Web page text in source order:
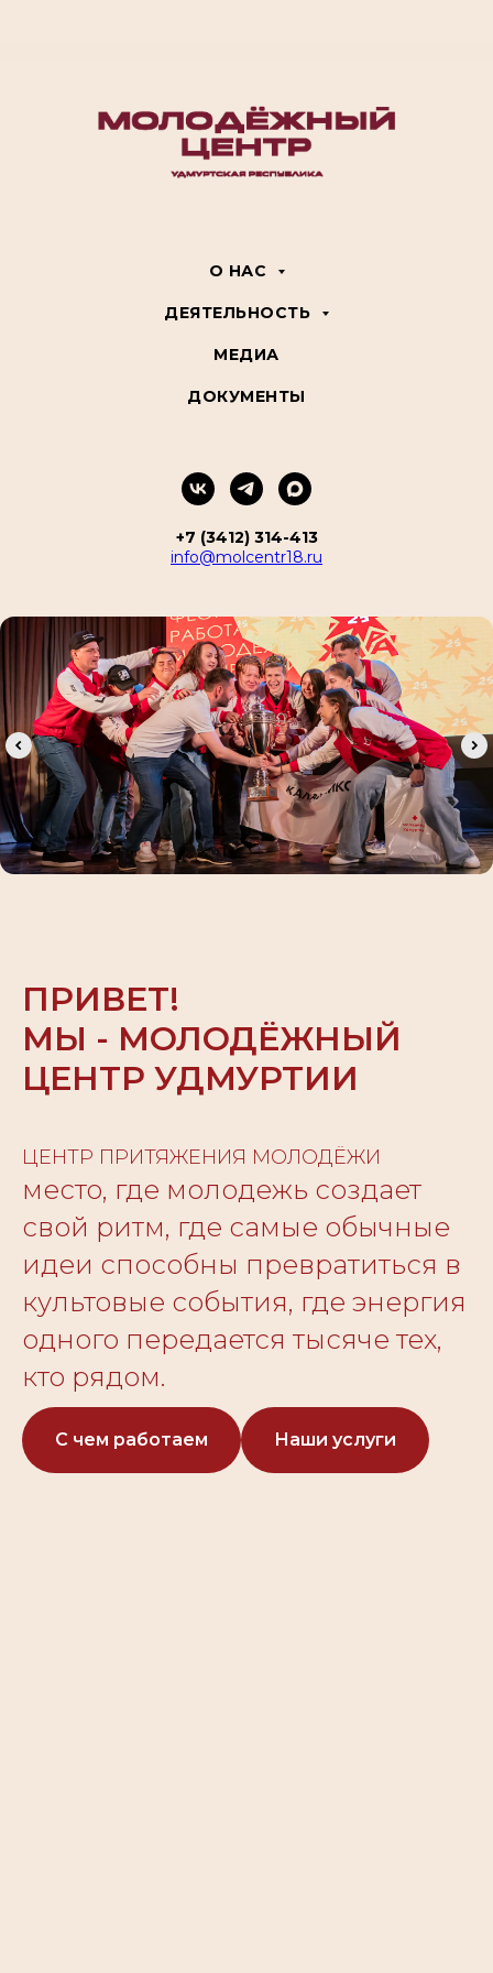
О НАС
ДЕЯТЕЛЬНОСТЬ
МЕДИА
ДОКУМЕНТЫ
+7 (3412) 314-413
info@molcentr18.ru
ПРИВЕТ!
МЫ - МОЛОДЁЖНЫЙ
ЦЕНТР УДМУРТИИ
ЦЕНТР ПРИТЯЖЕНИЯ МОЛОДЁЖИ
место, где молодежь создает
свой ритм, где самые обычные
идеи способны превратиться в
культовые события, где энергия
одного передается тысяче тех,
кто рядом.
С чем работаем Наши услуги